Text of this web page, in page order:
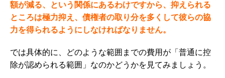
額が減る、という関係にあるわけですから、抑えられる
ところは極力抑え、債権者の取り分を多くして彼らの協
力を得られるようにしなければなりません。
では具体的に、どのような範囲までの費用が「普通に控
除が認められる範囲」なのかどうかを見てみましょう。